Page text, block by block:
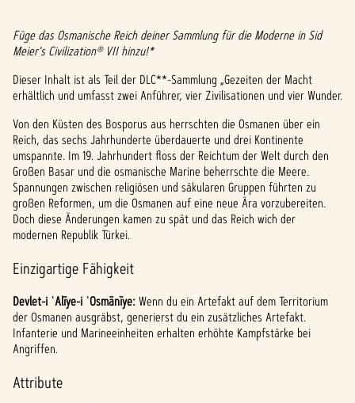
A
c
c
e
p
t
&
P
l
a
y
Inde
Füge das Osmanische Reich deiner Sammlung für die Moderne in Sid
Meier's Civilization® VII hinzu!*
Dieser Inhalt ist als Teil der DLC**-Sammlung „Gezeiten der Macht
erhältlich und umfasst zwei Anführer, vier Zivilisationen und vier Wunder.
Von den Küsten des Bosporus aus herrschten die Osmanen über ein
Reich, das sechs Jahrhunderte überdauerte und drei Kontinente
umspannte. Im 19. Jahrhundert floss der Reichtum der Welt durch den
Großen Basar und die osmanische Marine beherrschte die Meere.
Spannungen zwischen religiösen und säkularen Gruppen führten zu
großen Reformen, um die Osmanen auf eine neue Ära vorzubereiten.
Doch diese Änderungen kamen zu spät und das Reich wich der
modernen Republik Türkei.
Einzigartige Fähigkeit
Devlet-i ʿAlīye-i ʿOsmānīye:Wenn du ein Artefakt auf dem Territorium
der Osmanen ausgräbst, generierst du ein zusätzliches Artefakt.
Infanterie und Marineeinheiten erhalten erhöhte Kampfstärke bei
Angriffen.
Attribute